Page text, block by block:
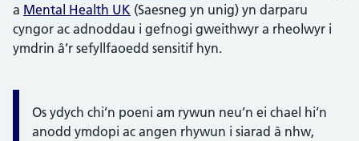
a Mental Health UK (Saesneg yn unig) yn darparu
cyngor ac adnoddau i gefnogi gweithwyr a rheolwyr i
ymdrin â’r sefyllfaoedd sensitif hyn.
Gwybodaeth:
Os ydych chi’n poeni am rywun neu’n ei chael hi’n
anodd ymdopi ac angen rhywun i siarad â nhw,